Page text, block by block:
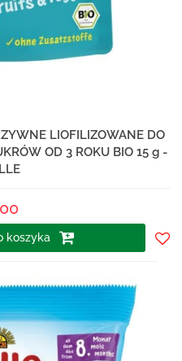
LIOFILIZOWANE DO
OD 3 ROKU BIO 15 g -
koszyka